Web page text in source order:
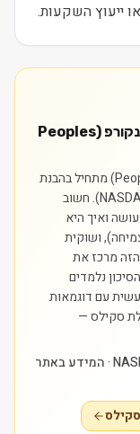
ייעוץ השקעות.
איך לומדים ומנתחים את מניית פיפלס בנקורפ (Peoples
ניתוח מניית פיפלס בנקורפ (Peoples Bancorp Inc) מתחיל בהבנת
הסקטור (פיננסים) והבורסה בה היא נסחרת (NASDAQ). חשוב
ואיך היא
ושוקית
מרכז את
נלמדים
עם דוגמאות
90 דקות במכללת סקילס —
סקטור פיננסים · בורסה NASDAQ · Russell 2000 · המידע באתר